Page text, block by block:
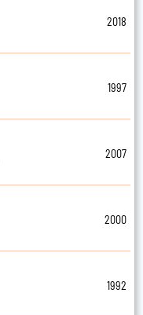
2018
1997
2007
2000
1992